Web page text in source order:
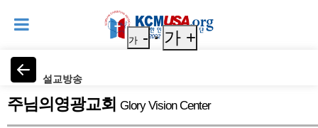
설교방송
가 - 가 +
주님의영광교회 Glory Vision Center